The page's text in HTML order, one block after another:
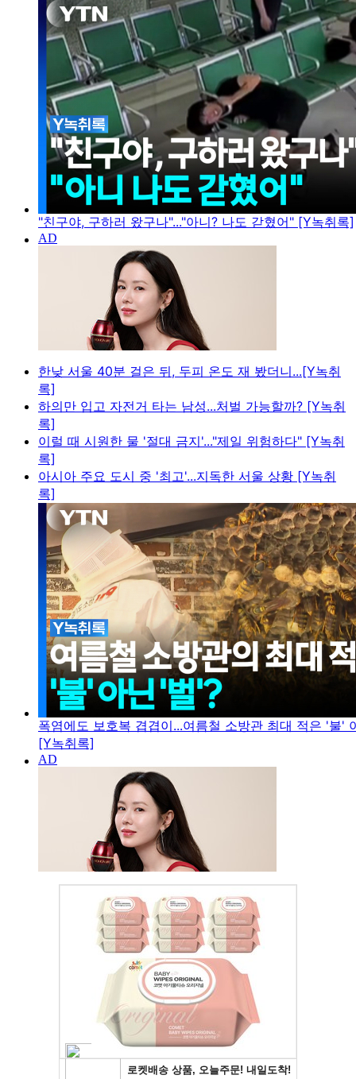
"친구야, 구하러 왔구나"..."아니? 나도 갇혔어" [Y녹취록]
한낮 서울 40분 걸은 뒤, 두피 온도 재 봤더니...[Y녹취
록]
하의만 입고 자전거 타는 남성...처벌 가능할까? [Y녹취
록]
이럴 때 시원한 물 '절대 금지'..."제일 위험하다" [Y녹취
록]
아시아 주요 도시 중 '최고'...지독한 서울 상황 [Y녹취
록]
폭염에도 보호복 겹겹이...여름철 소방관 최대 적은 '불'
[Y녹취록]